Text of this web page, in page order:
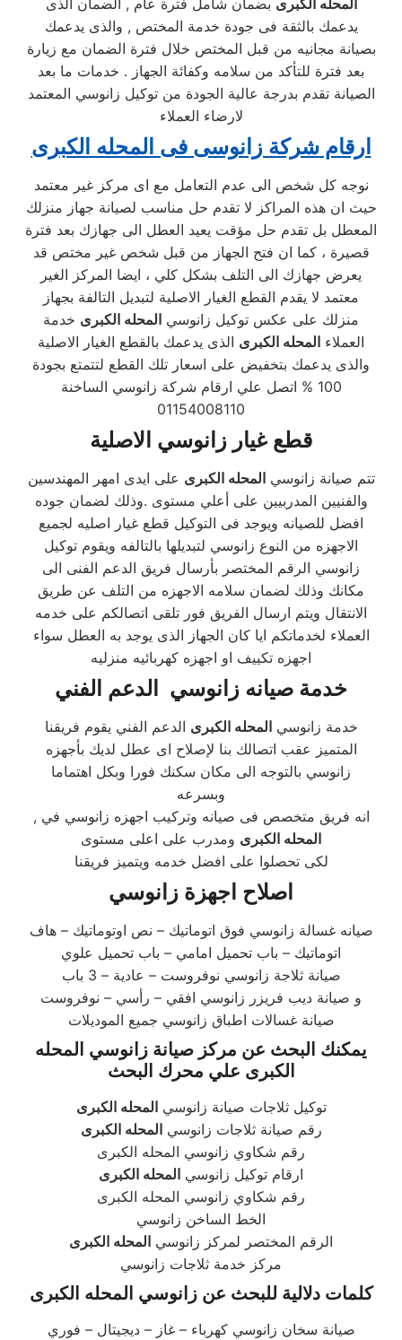
المحله الكبرى بضمان شامل فترة عام , الضمان الذى
يدعمك بالثقة فى جودة خدمة المختص , والذى يدعمك
بصيانة مجانيه من قبل المختص خلال فترة الضمان مع زيارة
بعد فترة للتأكد من سلامه وكفائة الجهاز . خدمات ما بعد
الصيانة تقدم بدرجة عالية الجودة من توكيل زانوسي المعتمد
لارضاء العملاء
ارقام شركة زانوسى فى المحله الكبرى
نوجه كل شخص الى عدم التعامل مع اى مركز غير معتمد
حيث ان هذه المراكز لا تقدم حل مناسب لصيانة جهاز منزلك
المعطل بل تقدم حل مؤقت يعيد العطل الى جهازك بعد فترة
قصيرة ، كما ان فتح الجهاز من قبل شخص غير مختص قد
يعرض جهازك الى التلف بشكل كلي ، ايضا المركز الغير
معتمد لا يقدم القطع الغيار الاصلية لتبديل التالفة بجهاز
منزلك على عكس توكيل زانوسي المحله الكبرى خدمة
العملاء المحله الكبرى الذى يدعمك بالقطع الغيار الاصلية
والذى يدعمك بتخفيض على اسعار تلك القطع لتتمتع بجودة
100 % اتصل علي ارقام شركة زانوسي الساخنة
01154008110
قطع غيار زانوسي الاصلية
تتم صيانة زانوسيالمحله الكبرى على ايدى امهر المهندسين
والفنيين المدربيين على أعلي مستوى .وذلك لضمان جوده
افضل للصيانه ويوجد فى التوكيل قطع غيار اصليه لجميع
الاجهزه من النوع زانوسي لتبديلها بالتالفه ويقوم توكيل
زانوسي الرقم المختصر بأرسال فريق الدعم الفنى الى
مكانك وذلك لضمان سلامه الاجهزه من التلف عن طريق
الانتقال ويتم ارسال الفريق فور تلقى اتصالكم على خدمه
العملاء لخدماتكم ايا كان الجهاز الذى يوجد به العطل سواء
اجهزه تكييف او اجهزه كهربائيه منزليه
خدمة صيانه زانوسي الدعم الفني
خدمة زانوسيالمحله الكبرى الدعم الفني يقوم فريقنا
المتميز عقب اتصالك بنا لإصلاح اى عطل لديك بأجهزه
زانوسي بالتوجه الى مكان سكنك فورا وبكل اهتماما
وبسرعه
, انه فريق متخصص فى صيانه وتركيب اجهزه زانوسي في
المحله الكبرى ومدرب على اعلى مستوى
لكى تحصلوا على افضل خدمه ويتميز فريقنا
اصلاح اجهزة زانوسي
صيانه غسالة زانوسي فوق اتوماتيك – نص اوتوماتيك – هاف
اتوماتيك – باب تحميل امامي – باب تحميل علوي
صيانة ثلاجة زانوسي نوفروست – عادية – 3 باب
و صيانة ديب فريزر زانوسي افقي – رأسي – نوفروست
صيانة غسالات اطباق زانوسي جميع الموديلات
يمكنك البحث عن مركز صيانة زانوسي المحله
الكبرى علي محرك البحث
توكيل ثلاجات صيانة زانوسيالمحله الكبرى
رقم صيانة ثلاجات زانوسيالمحله الكبرى
رقم شكاوي زانوسي المحله الكبرى
ارقام توكيل زانوسي المحله الكبرى
رقم شكاوي زانوسي المحله الكبرى
الخط الساخن زانوسي
الرقم المختصر لمركز زانوسي المحله الكبرى
مركز خدمة ثلاجات زانوسي
كلمات دلالية للبحث عن زانوسي المحله الكبرى
صيانة سخان زانوسي كهرباء – غاز – ديجيتال – فوري